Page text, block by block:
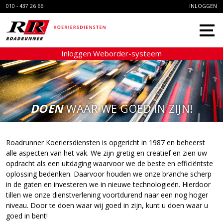
INLOGGEN
010 - 437 26 66
DIENSTEN
ONLINE RIT
OORSPRONG
CONTACT
Inloggen Weborder-systeem
DOENWAAR WE GOED IN ZIJN!
Roadrunner Koeriersdiensten is opgericht in 1987 en beheerst
alle aspecten van het vak. We zijn gretig en creatief en zien uw
opdracht als een uitdaging waarvoor we de beste en efficiëntste
oplossing bedenken. Daarvoor houden we onze branche scherp
in de gaten en investeren we in nieuwe technologieën. Hierdoor
tillen we onze dienstverlening voortdurend naar een nog hoger
niveau. Door te doen waar wij goed in zijn, kunt u doen waar u
goed in bent!